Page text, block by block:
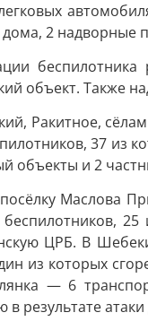
2 надворные
объект. Также
Ракитное,
37 из
объекты и 2
Маслова
ЦРБ. В
из которых
— 6
в результате